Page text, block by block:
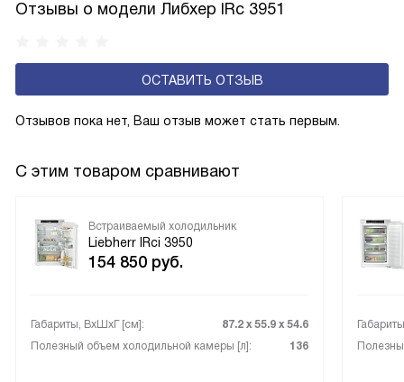
с панелью, выполняющей функцию «сухой стенки». Такие
эксплуатацию и чаще всего оснащены нулевой зоной
свежести BioFresh 0°C. Они встречаются в сериях Plus,
Отзывы о модели Либхер IRc 3951
ОСТАВИТЬ ОТЗЫВ
Отзывов пока нет, Ваш отзыв может стать первым.
С этим товаром сравнивают
Встраиваемый холодильник
Liebherr IRci 3950
154 850 руб.
Габариты, ВxШxГ [см]:
87.2 х 55.9 х 54.6
Полезный объем холодильной камеры [л]:
136